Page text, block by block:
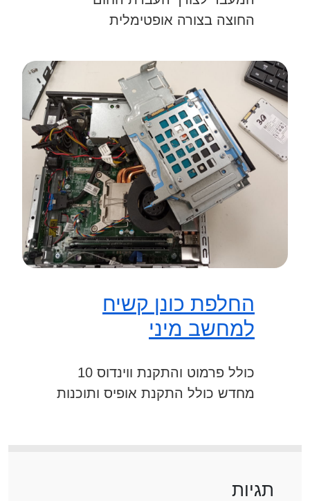
החוצה בצורה אופטימלית
החלפת כונן קשיח
למחשב מיני
כולל פרמוט והתקנת ווינדוס 10
מחדש כולל התקנת אופיס ותוכנות
תגיות